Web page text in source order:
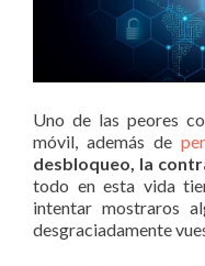
Uno de las peores
móvil, además de
desbloqueo, la
todo en esta vida
intentar mostraros
desgraciadamente